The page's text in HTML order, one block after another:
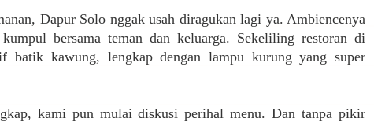
Dapur Solo nggak usah diragukan lagi ya. Ambiencenya
bersama teman dan keluarga. Sekeliling restoran di
batik kawung, lengkap dengan lampu kurung yang super
kami pun mulai diskusi perihal menu. Dan tanpa pikir